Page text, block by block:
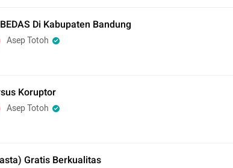
Di Kabupaten Bandung
Asep Totoh
Koruptor
Asep Totoh
Gratis Berkualitas